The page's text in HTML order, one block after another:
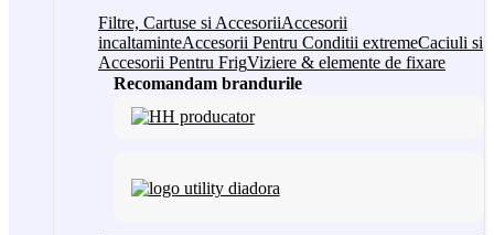
Filtre, Cartuse si AccesoriiAccesorii
incaltaminteAccesorii Pentru Conditii extremeCaciuli si
Accesorii Pentru FrigViziere & elemente de fixare
Recomandam brandurile